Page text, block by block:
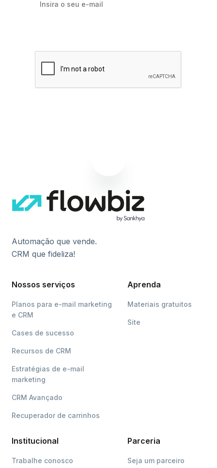
Automação que vende.
CRM que fideliza!
Nossos serviços
Planos para e-mail marketing
e CRM
Cases de sucesso
Recursos de CRM
Estratégias de e-mail
marketing
CRM Avançado
Recuperador de carrinhos
Aprenda
Materiais gratuitos
Site
Institucional
Trabalhe conosco
Parceria
Seja um parceiro